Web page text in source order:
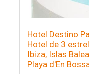
Hotel Destino
Hotel de 3
Ibiza, Islas
Playa d'En